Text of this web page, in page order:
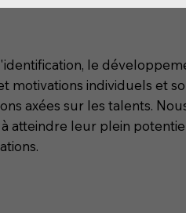
le
motivations individuels et
axées sur les talents.
atteindre leur plein